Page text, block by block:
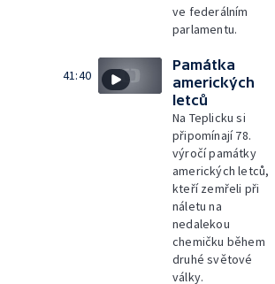
ve federálním
parlamentu.
41:40
Památka
amerických
letců
Na Teplicku si
připomínají 78.
výročí památky
amerických letců,
kteří zemřeli při
náletu na
nedalekou
chemičku během
druhé světové
války.